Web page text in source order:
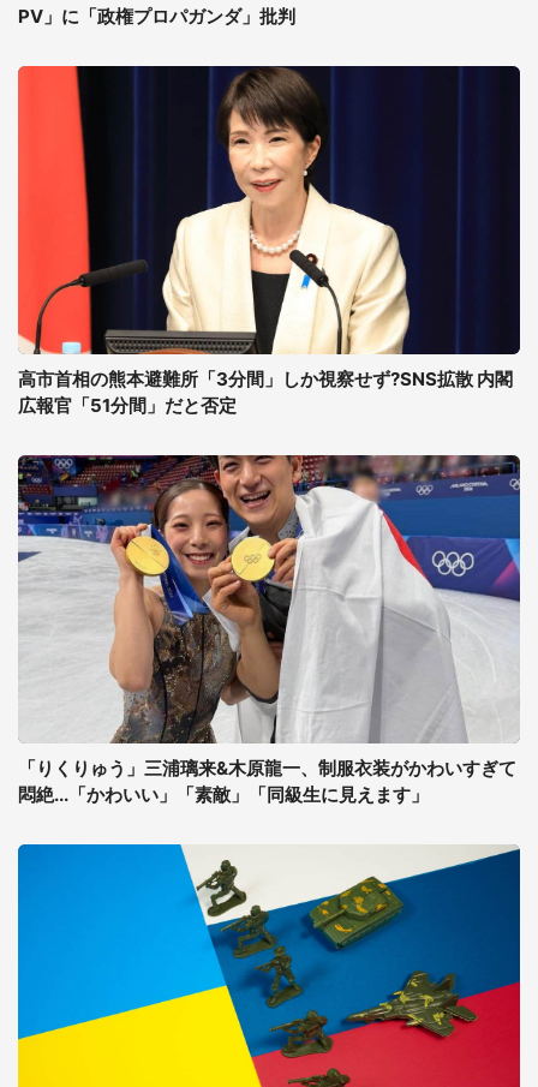
PV」に「政権プロパガンダ」批判
高市首相の熊本避難所「3分間」しか視察せず?SNS拡散 内閣
広報官「51分間」だと否定
「りくりゅう」三浦璃来&木原龍一、制服衣装がかわいすぎて
悶絶...「かわいい」「素敵」「同級生に見えます」